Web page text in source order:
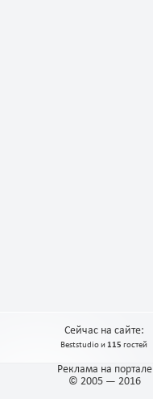
Сейчас на сайте:
Beststudioи115 гостей
Реклама на портале
© 2005 — 2016